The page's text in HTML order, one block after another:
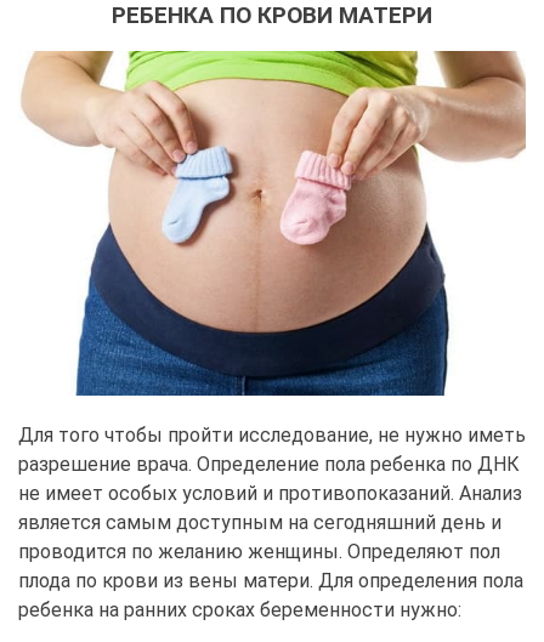
РЕБЕНКА ПО КРОВИ МАТЕРИ
Для того чтобы пройти исследование, не нужно иметь
разрешение врача. Определение пола ребенка по ДНК
не имеет особых условий и противопоказаний. Анализ
является самым доступным на сегодняшний день и
проводится по желанию женщины. Определяют пол
плода по крови из вены матери. Для определения пола
ребенка на ранних сроках беременности нужно: